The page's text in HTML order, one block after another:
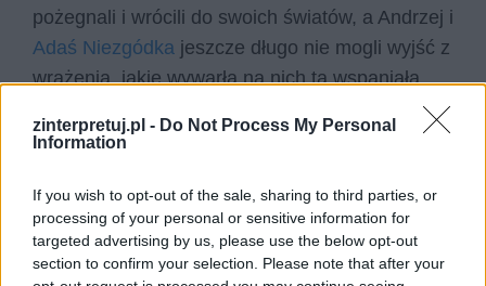
zinterpretuj.pl - Do Not Process My Personal
Information
If you wish to opt-out of the sale, sharing to third parties, or
processing of your personal or sensitive information for
targeted advertising by us, please use the below opt-out
section to confirm your selection. Please note that after your
pożegnali i wrócili do swoich światów, a Andrzej i
Adaś Niezgódka jeszcze długo nie mogli wyjść z
wrażenia, jakie wywarła na nich ta wspaniała
Jak wygląda nauka w akademii pana
Kleksa?
Historia szpaka Mateusza